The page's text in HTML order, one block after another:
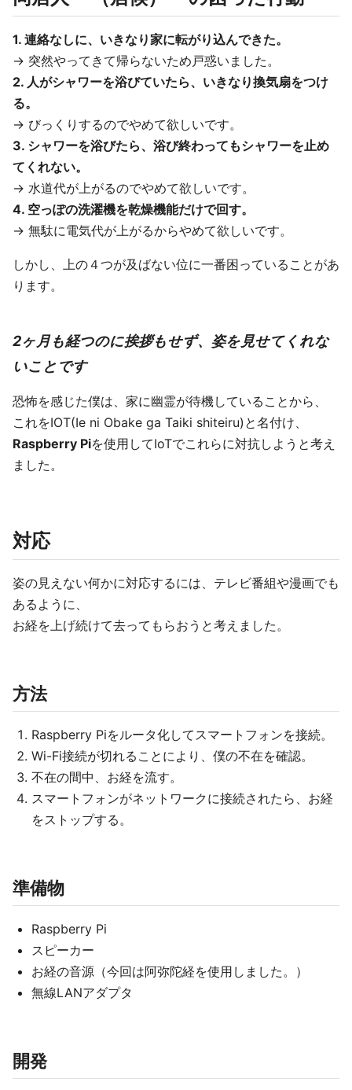
1. 連絡なしに、いきなり家に転がり込んできた。
→ 突然やってきて帰らないため戸惑いました。
2. 人がシャワーを浴びていたら、いきなり換気扇をつけ
る。
→ びっくりするのでやめて欲しいです。
3. シャワーを浴びたら、浴び終わってもシャワーを止め
てくれない。
→ 水道代が上がるのでやめて欲しいです。
4. 空っぽの洗濯機を乾燥機能だけで回す。
→ 無駄に電気代が上がるからやめて欲しいです。
しかし、上の４つが及ばない位に一番困っていることがあ
ります。
2ヶ月も経つのに挨拶もせず、姿を見せてくれな
いことです
恐怖を感じた僕は、家に幽霊が待機していることから、
これをIOT(Ie ni Obake ga Taiki shiteiru)と名付け、
Raspberry Piを使用してIoTでこれらに対抗しようと考え
ました。
対応
姿の見えない何かに対応するには、テレビ番組や漫画でも
あるように、
お経を上げ続けて去ってもらおうと考えました。
方法
Raspberry Piをルータ化してスマートフォンを接続。
Wi-Fi接続が切れることにより、僕の不在を確認。
不在の間中、お経を流す。
スマートフォンがネットワークに接続されたら、お経
をストップする。
準備物
Raspberry Pi
スピーカー
お経の音源（今回は阿弥陀経を使用しました。）
無線LANアダプタ
開発